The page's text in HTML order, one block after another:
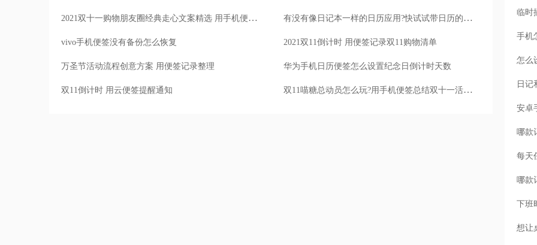
2021双十一购物朋友圈经典走心文案精选 用手机便签收藏 有没有像日记本一样的日历应用?快试试带日历的记事便签软件
vivo手机便签没有备份怎么恢复 2021双11倒计时 用便签记录双11购物清单
万圣节活动流程创意方案 用便签记录整理 华为手机日历便签怎么设置纪念日倒计时天数
双11倒计时 用云便签提醒通知 双11喵糖总动员怎么玩?用手机便签总结双十一活动玩法
手机
怎么
每天
下班
想让